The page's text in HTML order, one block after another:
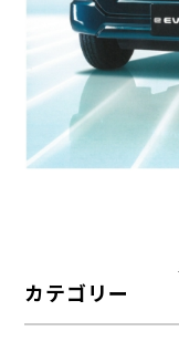
カテゴリー